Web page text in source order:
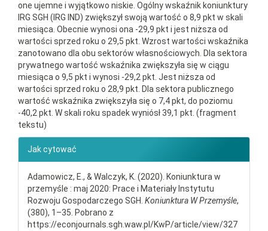
one ujemne i wyjątkowo niskie. Ogólny wskaźnik koniunktury
IRG SGH (IRG IND) zwiększył swoją wartość o 8,9 pkt w skali
miesiąca. Obecnie wynosi ona -29,9 pkt i jest niższa od
wartości sprzed roku o 29,5 pkt. Wzrost wartości wskaźnika
zanotowano dla obu sektorów własnościowych. Dla sektora
prywatnego wartość wskaźnika zwiększyła się w ciągu
miesiąca o 9,5 pkt i wynosi -29,2 pkt. Jest niższa od
wartości sprzed roku o 28,9 pkt. Dla sektora publicznego
wartość wskaźnika zwiększyła się o 7,4 pkt, do poziomu
-40,2 pkt. W skali roku spadek wyniósł 39,1 pkt. (fragment
tekstu)
Jak cytować
Adamowicz, E., & Walczyk, K. (2020). Koniunktura w
przemyśle : maj 2020: Prace i Materiały Instytutu
Rozwoju Gospodarczego SGH. Koniunktura W Przemyśle,
(380), 1–35. Pobrano z
https://econjournals.sgh.waw.pl/KwP/article/view/327